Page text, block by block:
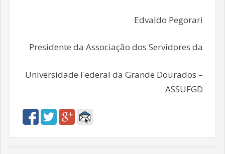
Edvaldo Pegorari
Presidente da Associação dos Servidores da
Universidade Federal da Grande Dourados –
ASSUFGD